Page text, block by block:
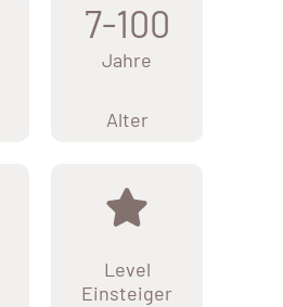
7-100
Jahre
Alter
Level
Einsteiger